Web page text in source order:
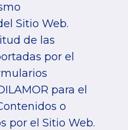
Sitio Web.
de las
por el
para el
o
por el Sitio Web.